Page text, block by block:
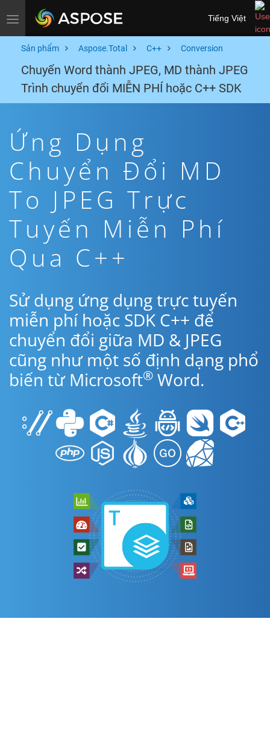
Toggle navigation Tiếng Việt
Sản phẩm Aspose.Total C++ Conversion
Chuyển Word thành JPEG, MD thành JPEG
Trình chuyển đổi MIỄN PHÍ hoặc C++ SDK
Ứng Dụng
Chuyển Đổi MD
To JPEG Trực
Tuyến Miễn Phí
Qua C++
Sử dụng ứng dụng trực tuyến
miễn phí hoặc SDK C++ để
chuyển đổi giữa MD & JPEG
cũng như một số định dạng phổ
biến từ Microsoft® Word.